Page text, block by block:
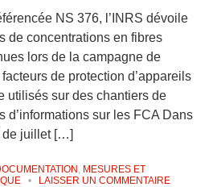
NS 376, l’INRS dévoile
de concentrations en fibres
lors de la campagne de
de protection d’appareils
utilisés sur des chantiers de
d’informations sur les FCA Dans
de juillet […]
MESURES ET
• LAISSER UN COMMENTAIRE